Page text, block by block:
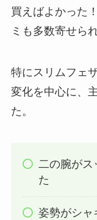
買えばよかった
ミも多数寄せら
特にスリムフェ
変化を中心に、
た。
二の腕がス
た
姿勢がシャ